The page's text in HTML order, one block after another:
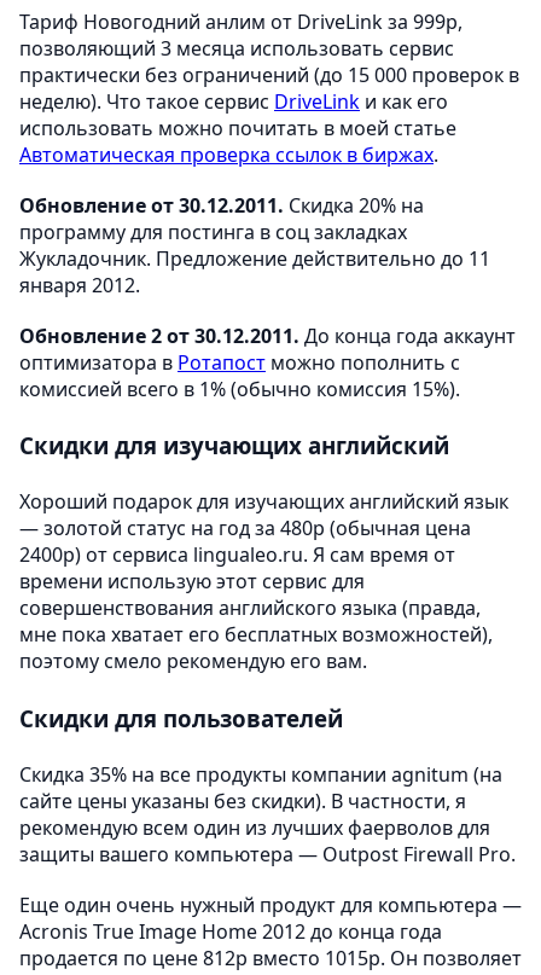
Тариф Новогодний анлим от DriveLink за 999р,
позволяющий 3 месяца использовать сервис
практически без ограничений (до 15 000 проверок в
неделю). Что такое сервис DriveLink и как его
использовать можно почитать в моей статье
Автоматическая проверка ссылок в биржах.
Обновление от 30.12.2011. Скидка 20% на
программу для постинга в соц закладках
Жукладочник. Предложение действительно до 11
января 2012.
Обновление 2 от 30.12.2011. До конца года аккаунт
оптимизатора в Ротапост можно пополнить с
комиссией всего в 1% (обычно комиссия 15%).
Скидки для изучающих английский
Хороший подарок для изучающих английский язык
— золотой статус на год за 480р (обычная цена
2400р) от сервиса lingualeo.ru. Я сам время от
времени использую этот сервис для
совершенствования английского языка (правда,
мне пока хватает его бесплатных возможностей),
поэтому смело рекомендую его вам.
Скидки для пользователей
Скидка 35% на все продукты компании agnitum (на
сайте цены указаны без скидки). В частности, я
рекомендую всем один из лучших фаерволов для
защиты вашего компьютера — Outpost Firewall Pro.
Еще один очень нужный продукт для компьютера —
Acronis True Image Home 2012 до конца года
продается по цене 812р вместо 1015р. Он позволяет